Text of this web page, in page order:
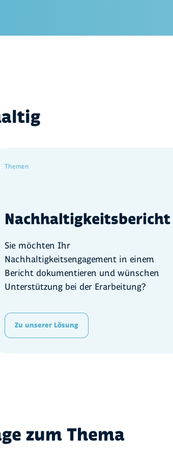
Themen
Nachhaltigkeitsbericht
Sie möchten Ihr
Nachhaltigkeitsengagement in einem
Bericht dokumentieren und wünschen
Unterstützung bei der Erarbeitung?
Zu unserer Lösung
zum Thema